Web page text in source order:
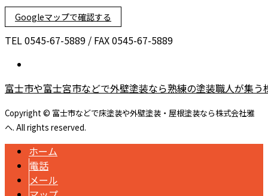
Googleマップで確認する
TEL 0545-67-5889 / FAX 0545-67-5889
富士市や富士宮市などで外壁塗装なら熟練の塗装職人が集う
Copyright © 富士市などで床塗装や外壁塗装・屋根塗装なら株式会社雅
へ. All rights reserved.
ホーム
電話
メール